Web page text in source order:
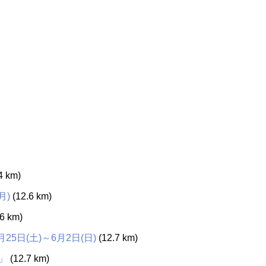
km)
)(12.6 km)
km)
25日(土)～6月2日(日)(12.7 km)
(12.7 km)